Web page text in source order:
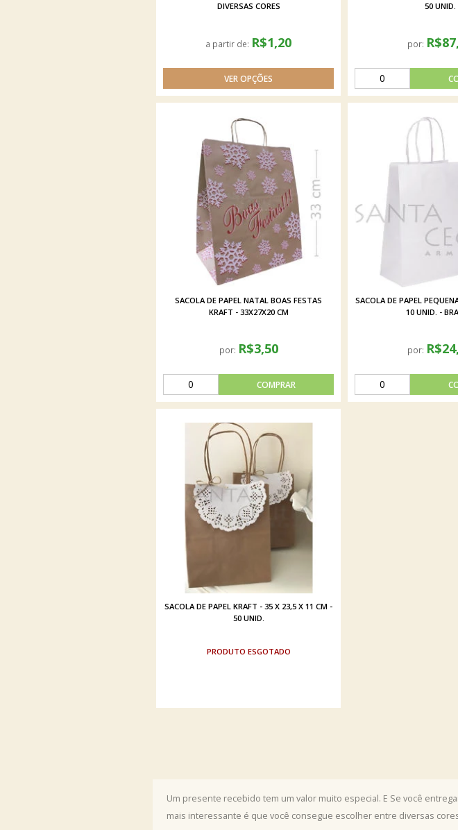
DIVERSAS CORES
a partir de: R$1,20
50 UNID.
por:
SACOLA DE PAPEL NATAL BOAS FESTAS
KRAFT - 33X27X20 CM
por: R$3,50
SACOLA DE PAPEL
10 UNID. -
por:
SACOLA DE PAPEL KRAFT - 35 X 23,5 X 11 CM -
50 UNID.
ESGOTADO
Um presente recebido tem um valor muito especial. E Se você
mais interessante é que você consegue escolher entre diversas